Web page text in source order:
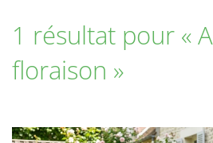
1 résultat pour «
floraison »